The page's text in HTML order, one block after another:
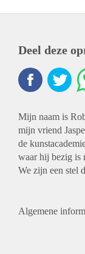
Deel deze
Mijn naam is
mijn vriend
de
waar hij bezig is
We zijn een stel
Algemene